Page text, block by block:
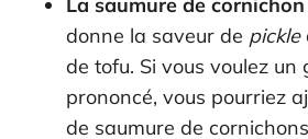
donne la saveur de pickle
de tofu. Si vous voulez un
prononcé, vous pourriez
de saumure de